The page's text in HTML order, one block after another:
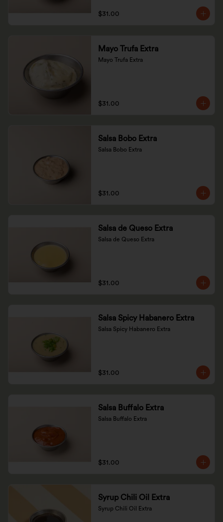
$31.00
Mayo Trufa Extra
Mayo Trufa Extra
$31.00
Salsa Bobo Extra
Salsa Bobo Extra
$31.00
Salsa de Queso Extra
Salsa de Queso Extra
$31.00
Salsa Spicy Habanero Extra
Salsa Spicy Habanero Extra
$31.00
Salsa Buffalo Extra
Salsa Buffalo Extra
$31.00
Syrup Chili Oil Extra
Syrup Chili Oil Extra